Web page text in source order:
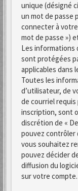
unique (désigné
un mot de passe
connecter à
mot de passe »)
Les informations
sont protégées
applicables dans
Toutes les
d’utilisateur, de
de courriel
inscription, sont
discrétion de «
pouvez contrôler
vous souhaitez
pouvez décider
diffusion du
sur votre compte.